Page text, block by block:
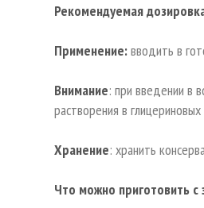
Рекомендуемая
Применение:вводить в
Внимание: при введении в
растворения в
Хранение: хранить
Что можно приготовить